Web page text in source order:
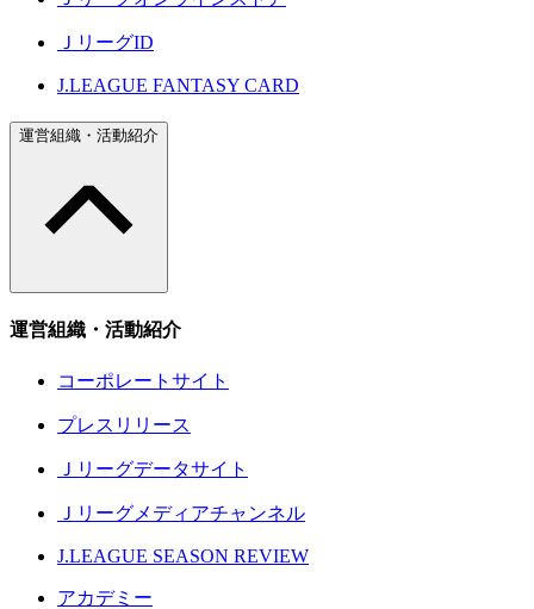
ＪリーグID
J.LEAGUE FANTASY CARD
運営組織・活動紹介
運営組織・活動紹介
コーポレートサイト
プレスリリース
Ｊリーグデータサイト
Ｊリーグメディアチャンネル
J.LEAGUE SEASON REVIEW
アカデミー